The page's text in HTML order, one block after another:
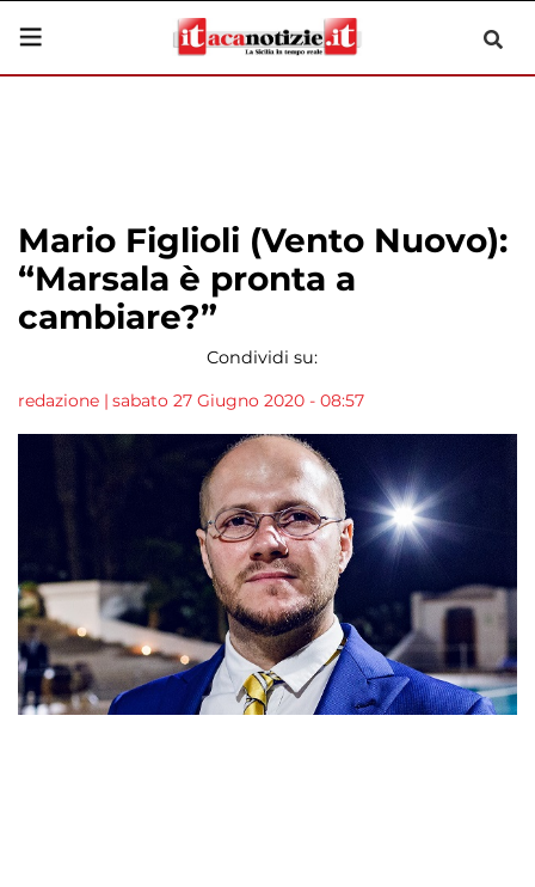
Mario Figlioli (Vento Nuovo):
“Marsala è pronta a
cambiare?”
Condividi su:
redazione | sabato 27 Giugno 2020 - 08:57